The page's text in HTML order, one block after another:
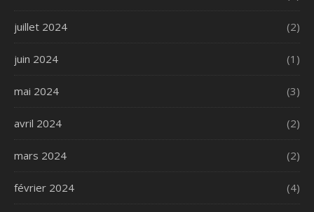
juillet 2024 (2)
juin 2024 (1)
mai 2024 (3)
avril 2024 (2)
mars 2024 (2)
février 2024 (4)